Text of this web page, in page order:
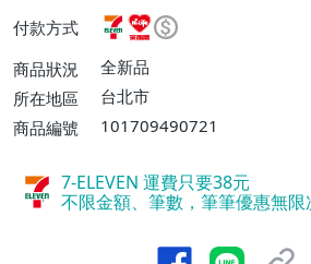
或消費滿$1298免運費】、7-
不付款【免運費】、萊爾富
運費$60、滿5件或消費滿
費】、宅配/貨運【單件運費
付款方式
商品狀況
全新品
所在地區
台北市
商品編號
101709490721
7-ELEVEN 運費只要38元
不限金額、筆數，筆筆優惠無限